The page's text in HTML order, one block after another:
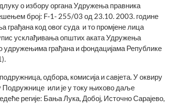
о избору органа Удружења правника
број: F-1- 255/03 од 23.10. 2003. године
грађана код овог суда и то промјене лица
усклађивања општих аката Удружења
удружењима грађана и фондацијама Републике
одбора, комисија и савјета. У оквиру
или је у току њихово даље
регије: Бања Лука, Добој, Источно Сарајево,